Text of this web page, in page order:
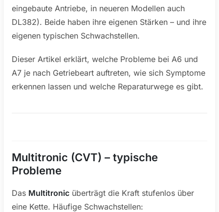
eingebaute Antriebe, in neueren Modellen auch
DL382). Beide haben ihre eigenen Stärken – und ihre
eigenen typischen Schwachstellen.
Dieser Artikel erklärt, welche Probleme bei A6 und
A7 je nach Getriebeart auftreten, wie sich Symptome
erkennen lassen und welche Reparaturwege es gibt.
Multitronic (CVT) – typische
Probleme
Das Multitronic überträgt die Kraft stufenlos über
eine Kette. Häufige Schwachstellen: